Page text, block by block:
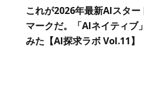
これが2026年最新AIスタ
マークだ。「AIネイティブ
みた【AI探求ラボ Vol.11】